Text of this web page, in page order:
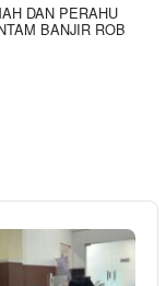
DAN PERAHU
BANJIR ROB